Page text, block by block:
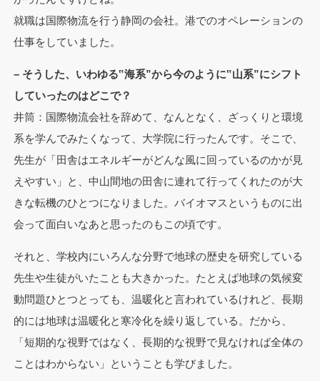
就職は国際物流を行う静岡の会社。港でのオペレーションの
仕事をしていました。
– そうした、いわゆる‟海系”から今のように‟山系”にシフト
していったのはどこで？
井筒：国際物流会社を辞めて、なんとなく、ざっくりと環境
系を学んでみたくなって、大学院に行ったんです。そこで、
先生が「田舎はエネルギーがどんな風に回っているのかが見
えやすい」と、中山間地の田舎に連れて行ってくれたのが大
きな転機のひとつになりました。バイオマスというものに出
会って面白いなあと思ったのもこの頃です。
それと、学校内にいろんな分野で地球の歴史を研究している
先生や生徒がいたことも大きかった。たとえば地球の気候変
動問題ひとつとっても、温暖化と言われているけれど、長期
的には地球は温暖化と寒冷化を繰り返している。だから、
「短期的な視野ではなく、長期的な視野で見なければ全体の
ことはわからない」ということも学びました。